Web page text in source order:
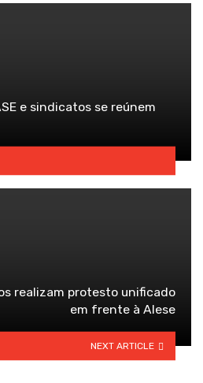
e sindicatos se reúnem
realizam protesto unificado
em frente à Alese
NEXT ARTICLE